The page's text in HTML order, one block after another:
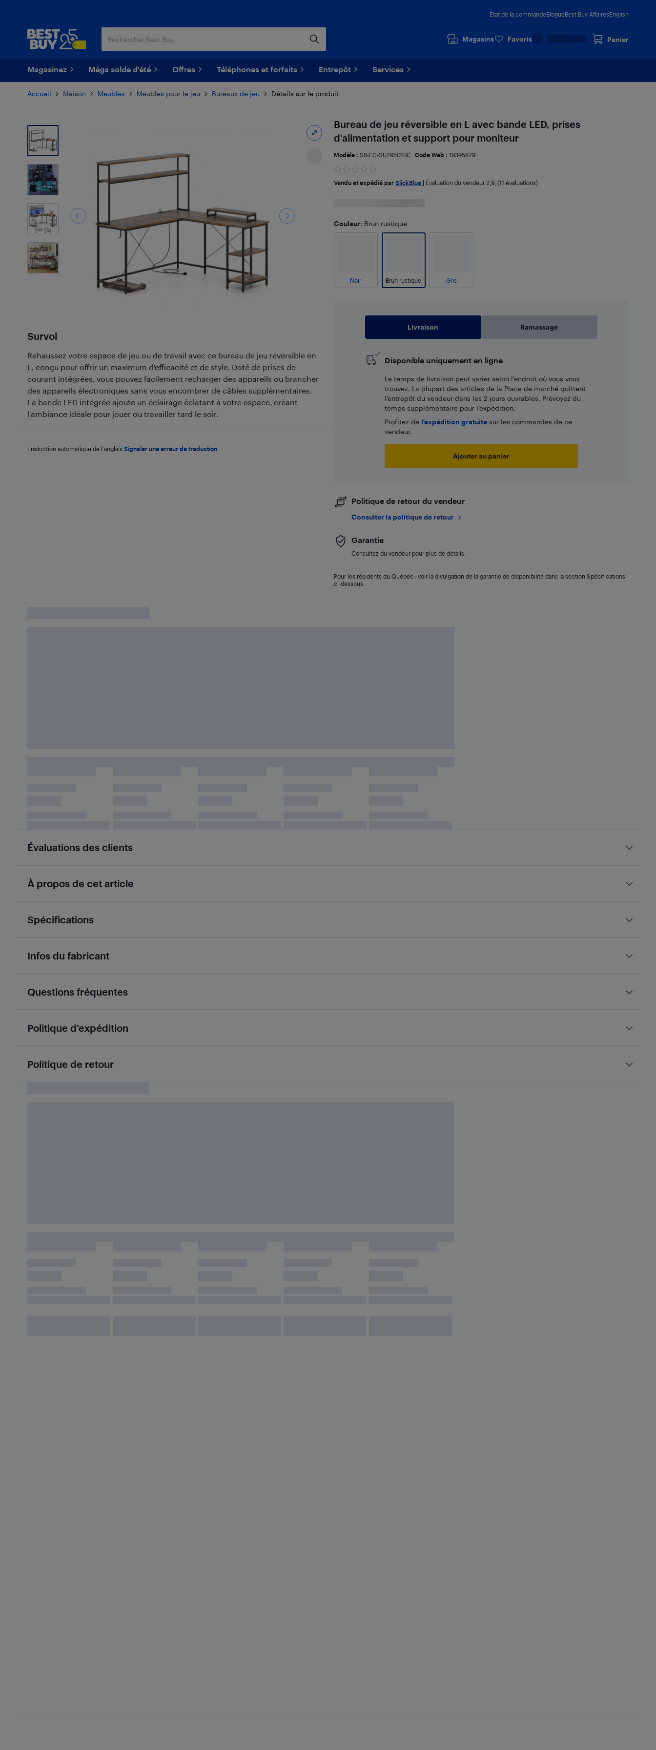
État de la commandeBlogueBest Buy AffairesEnglish
Magasins Favoris Panier
Magasinez Méga solde d'été Offres Téléphones et forfaits Entrepôt Services
Accueil Maison Meubles Meubles pour le jeu Bureaux de jeu Détails sur le produit
5
Photos
Survol
Rehaussez votre espace de jeu ou de travail avec ce bureau de jeu réversible en
L, conçu pour offrir un maximum d'efficacité et de style. Doté de prises de
courant intégrées, vous pouvez facilement recharger des appareils ou brancher
des appareils électroniques sans vous encombrer de câbles supplémentaires.
La bande LED intégrée ajoute un éclairage éclatant à votre espace, créant
l'ambiance idéale pour jouer ou travailler tard le soir.
Traduction automatique de l'anglais. Signaler une erreur de traduction
Bureau de jeu réversible en L avec bande LED, prises
d'alimentation et support pour moniteur
Modèle : SB-FC-SU29501BC Code Web : 19395829
Vendu et expédié par SlickBlue Évaluation du vendeur 2,9; (11 évaluations)
Couleur: Brun rustique
Noir Brun rustique Gris
Livraison Ramassage
Disponible uniquement en ligne
Le temps de livraison peut varier selon l'endroit où vous vous
trouvez. La plupart des articles de la Place de marché quittent
l’entrepôt du vendeur dans les 2 jours ouvrables. Prévoyez du
temps supplémentaire pour l’expédition.
Profitez de l'expédition gratuitesur les commandes de ce
vendeur.
Ajouter au panier
Politique de retour du vendeur
Consulter la politique de retour
Garantie
Consultez du vendeur pour plus de détails.
Pour les résidents du Québec : voir la divulgation de la garantie de disponibilité dans la section Spécifications
ci-dessous.
Évaluations des clients
À propos de cet article
Spécifications
Infos du fabricant
Questions fréquentes
Politique d’expédition
Politique de retour